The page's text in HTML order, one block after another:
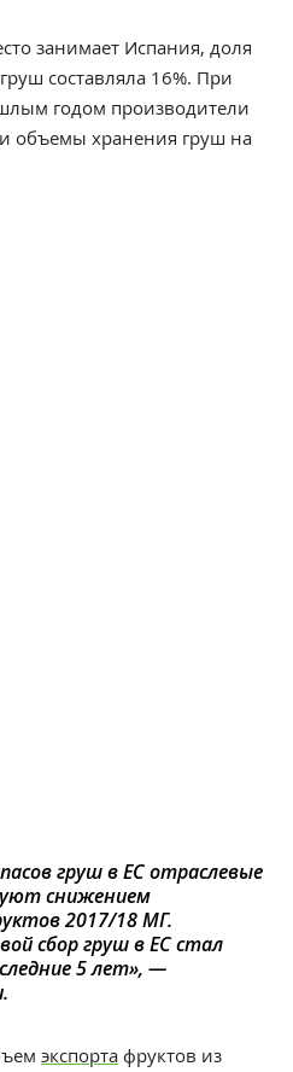
занимает Испания, доля
составляла 16%. При
годом производители
объемы хранения груш на
груш в ЕС отраслевые
снижением
2017/18 МГ.
сбор груш в ЕС стал
5 лет», —
экспорта фруктов из